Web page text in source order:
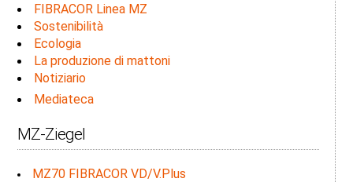
FIBRACOR Linea MZ
Sostenibilità
Ecologia
La produzione di mattoni
Notiziario
Mediateca
MZ-Ziegel
MZ70 FIBRACOR VD/V.Plus